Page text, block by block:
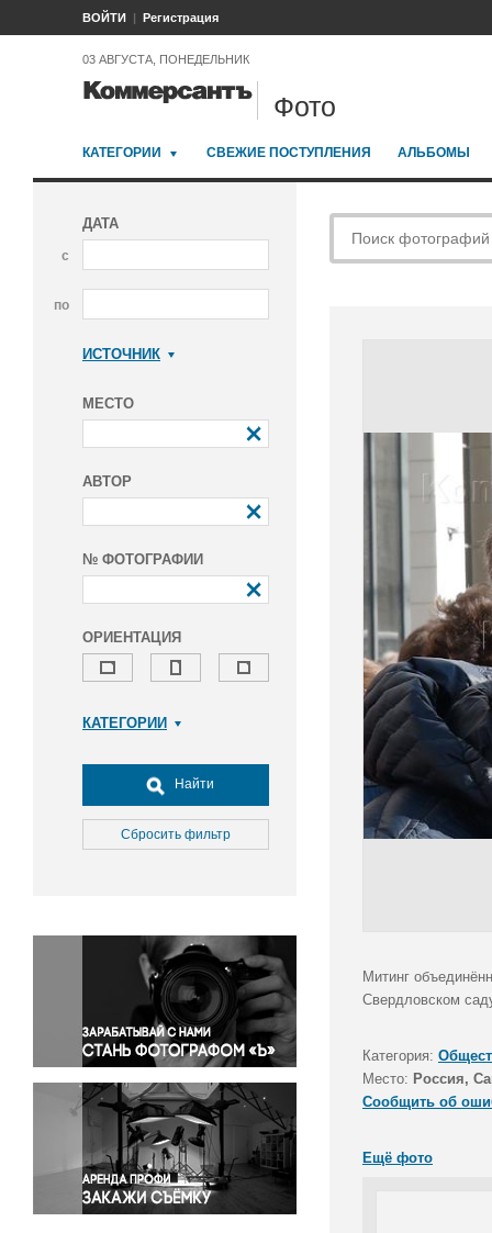
ВОЙТИ Регистрация
03 АВГУСТА, ПОНЕДЕЛЬНИК
Фото
КАТЕГОРИИ СВЕЖИЕ ПОСТУПЛЕНИЯ АЛЬБОМЫ
ДАТА
с
по
ИСТОЧНИК
МЕСТО
АВТОР
№ ФОТОГРАФИИ
ОРИЕНТАЦИЯ
КАТЕГОРИИ
Досуг, туризм и отдых
Культура
Медицина
Окружающая среда
Политика
Правосудие
Происшествия и конфликты
Религия
Светская жизнь
Спорт
Экология
Экономика и бизнес
Найти
Сбросить фильтр
Митинг
Свердловском
Категория:
Место: Россия,
Сообщить об
Ещё фото